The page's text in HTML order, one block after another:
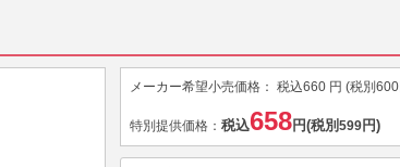
メーカー希望小売価格： 税込660 円 (税別 600
特別提供価格： 税込658円(税別 599円)